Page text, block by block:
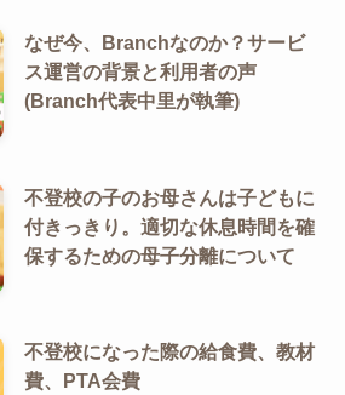
なぜ今、Branchなのか？サービ
ス運営の背景と利用者の声
(Branch代表中里が執筆)
不登校の子のお母さんは子どもに
付きっきり。適切な休息時間を確
保するための母子分離について
不登校になった際の給食費、教材
費、PTA会費